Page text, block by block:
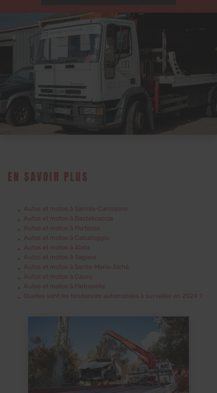
EN SAVOIR PLUS
Autos et motos à Sarrola-Carcopino
Autos et motos à Bastelicaccia
Autos et motos à Porticcio
Autos et motos à Calcatoggio
Autos et motos à Alata
Autos et motos à Sagone
Autos et motos à Santa-Maria-Siché
Autos et motos à Cauro
Autos et motos à Pietrosella
Quelles sont les tendances automobiles à surveiller en 2024 ?